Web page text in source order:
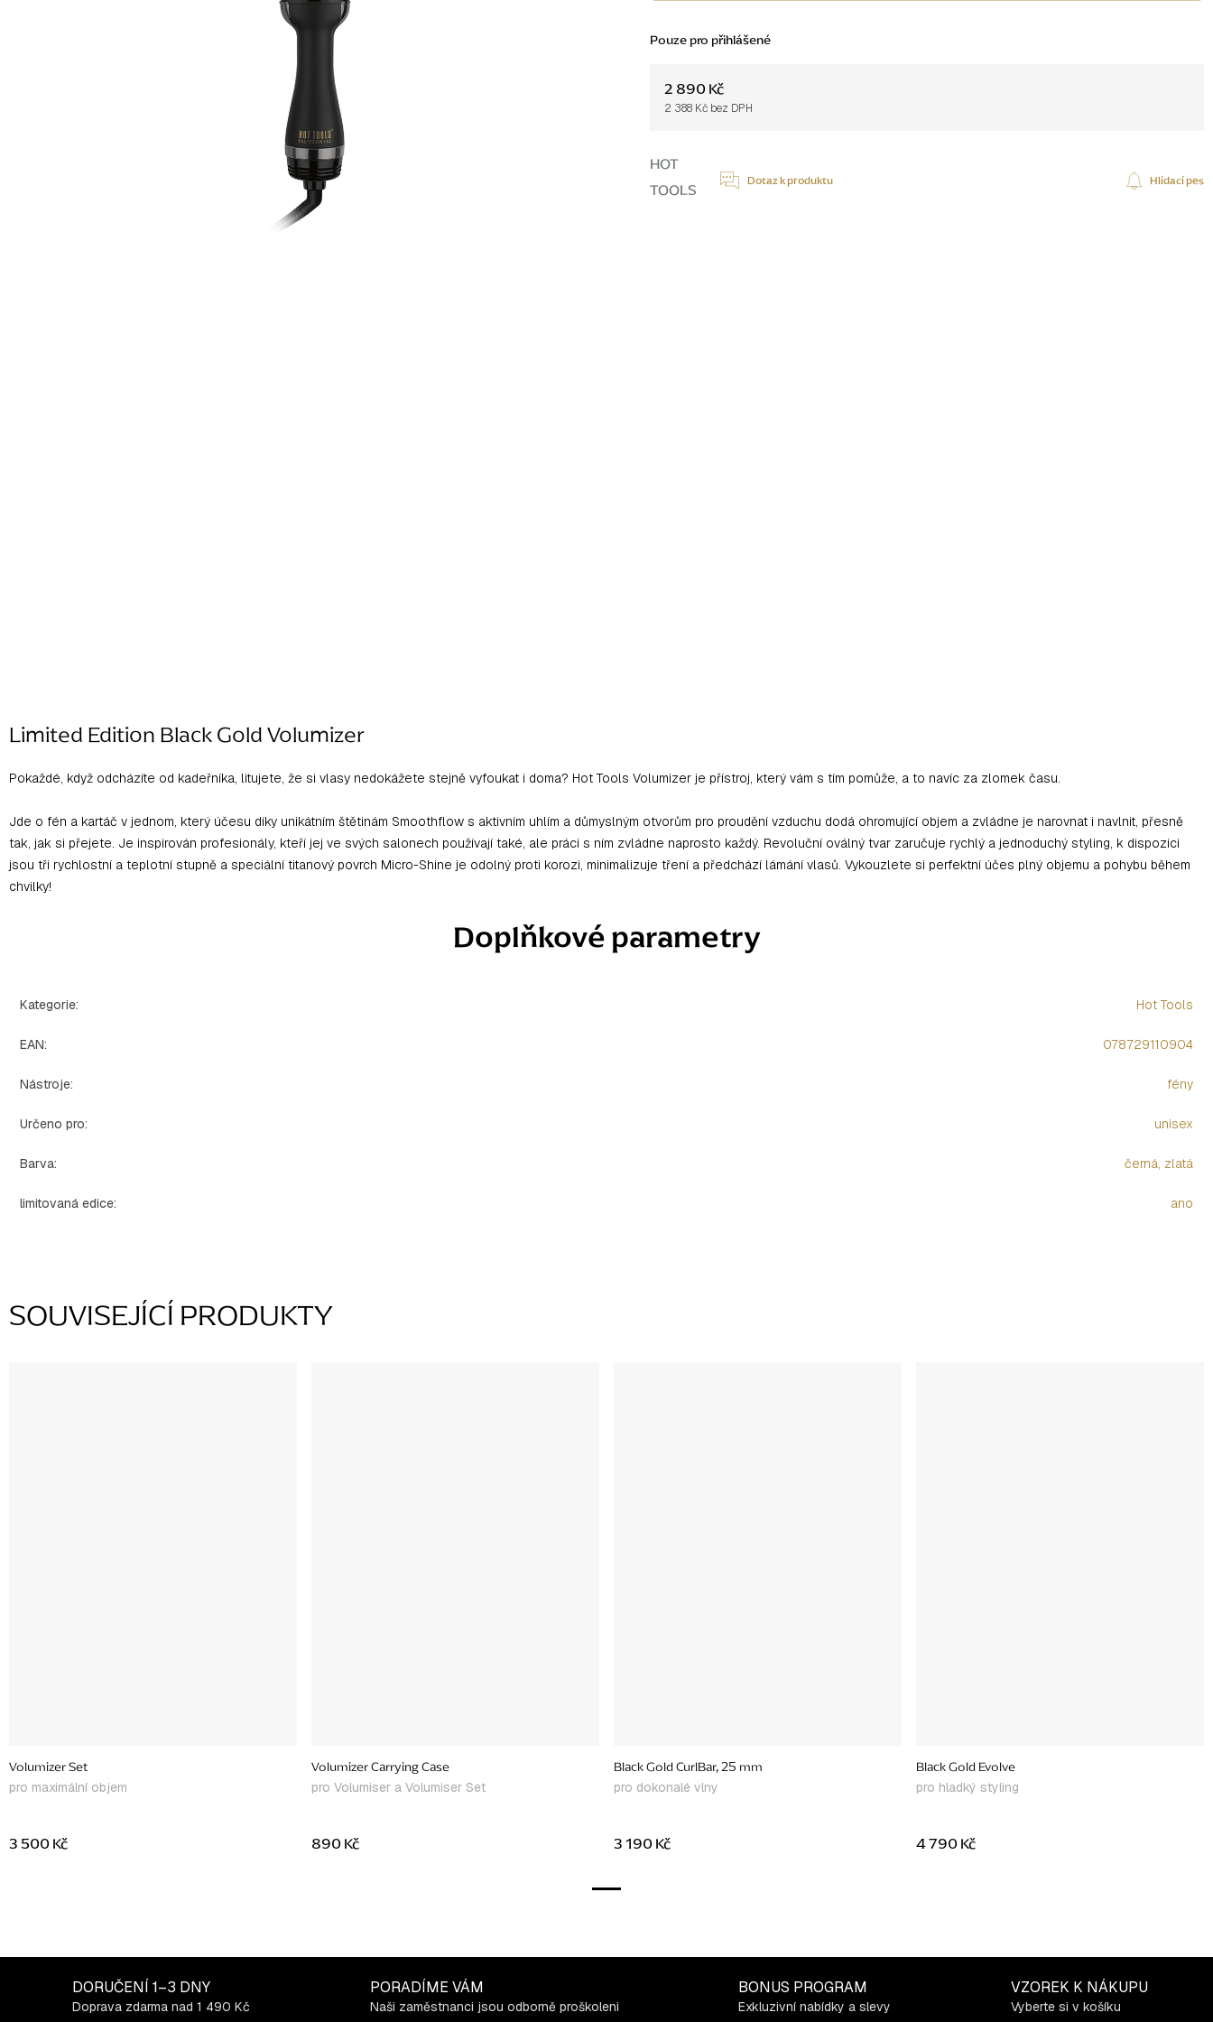
Pouze pro přihlášené
2 890 Kč
2 388 Kč bez DPH
HOT
TOOLS
Dotaz k produktu Hlídací pes
Limited Edition Black Gold Volumizer
Pokaždé, když odcházíte od kadeřníka, litujete, že si vlasy nedokážete stejně vyfoukat i doma? Hot Tools Volumizer je přístroj, který vám s tím pomůže, a to navíc za zlomek času.
Jde o fén a kartáč v jednom, který účesu díky unikátním štětinám Smoothflow s aktivním uhlím a důmyslným otvorům pro proudění vzduchu dodá ohromující objem a zvládne je narovnat i navlnit, přesně
tak, jak si přejete. Je inspirován profesionály, kteří jej ve svých salonech používají také, ale práci s ním zvládne naprosto každý. Revoluční oválný tvar zaručuje rychlý a jednoduchý styling, k dispozici
jsou tři rychlostní a teplotní stupně a speciální titanový povrch Micro-Shine je odolný proti korozi, minimalizuje tření a předchází lámání vlasů. Vykouzlete si perfektní účes plný objemu a pohybu během
chvilky!
Doplňkové parametry
Kategorie: Hot Tools
EAN: 078729110904
Nástroje: fény
Určeno pro: unisex
Barva: černá, zlatá
limitovaná edice: ano
SOUVISEJÍCÍ PRODUKTY
Volumizer Set
pro maximální objem
3 500 Kč
Volumizer Carrying Case
pro Volumiser a Volumiser Set
890 Kč
Black Gold CurlBar, 25 mm
pro dokonalé vlny
3 190 Kč
Black Gold Evolve
pro hladký styling
4 790 Kč
DORUČENÍ 1–3 DNY
Doprava zdarma nad 1 490 Kč
PORADÍME VÁM
Naši zaměstnanci jsou odborně proškoleni
BONUS PROGRAM
Exkluzivní nabídky a slevy
VZOREK K NÁKUPU
Vyberte si v košíku